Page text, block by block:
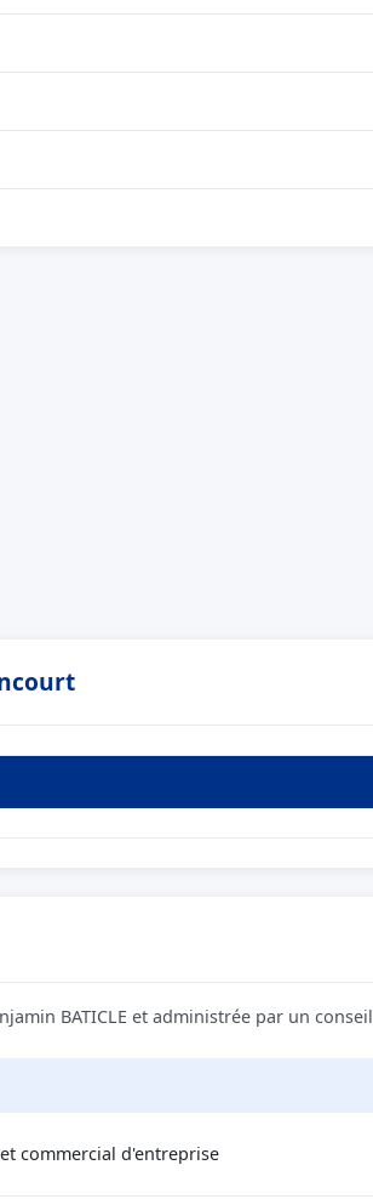
BATICLE et administrée par un conseil
commercial d'entreprise